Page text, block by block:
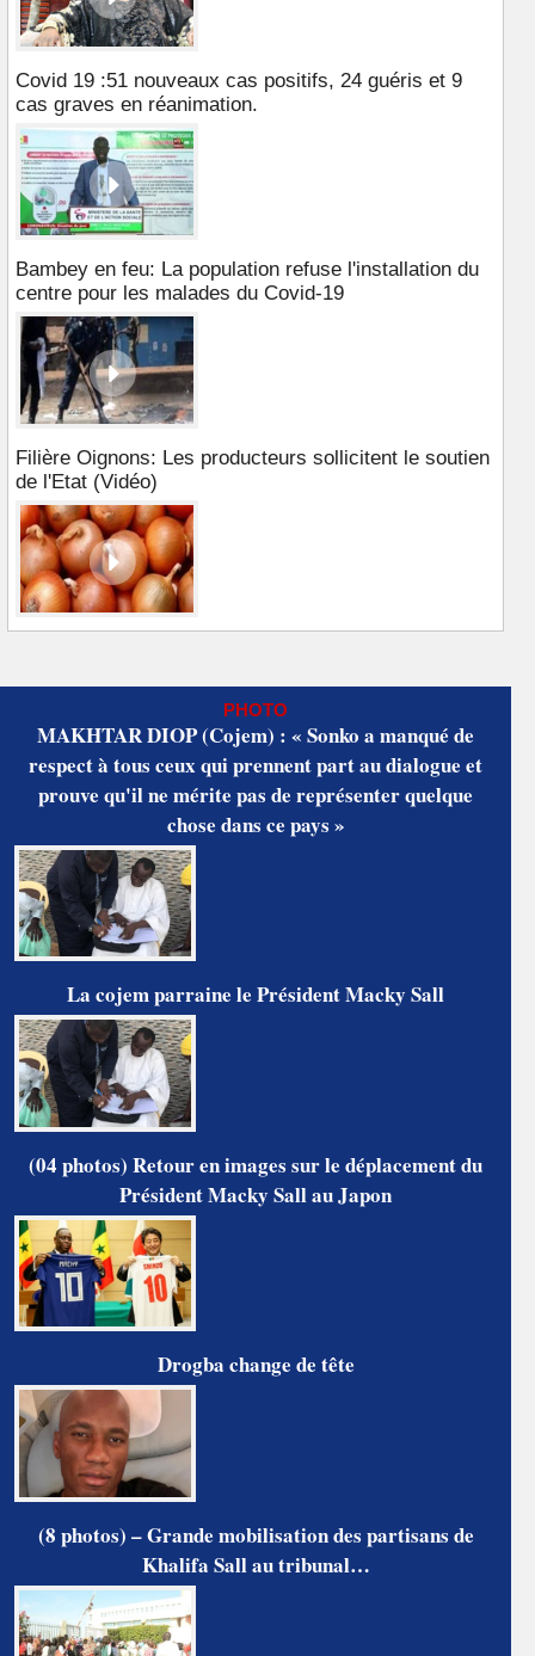
Covid 19 :51 nouveaux cas positifs, 24 guéris et 9
cas graves en réanimation.
Bambey en feu: La population refuse l'installation du
centre pour les malades du Covid-19
Filière Oignons: Les producteurs sollicitent le soutien
de l'Etat (Vidéo)
PHOTO
MAKHTAR DIOP (Cojem) : « Sonko a manqué de
respect à tous ceux qui prennent part au dialogue et
prouve qu'il ne mérite pas de représenter quelque
chose dans ce pays »
La cojem parraine le Président Macky Sall
(04 photos) Retour en images sur le déplacement du
Président Macky Sall au Japon
Drogba change de tête
(8 photos) – Grande mobilisation des partisans de
Khalifa Sall au tribunal…